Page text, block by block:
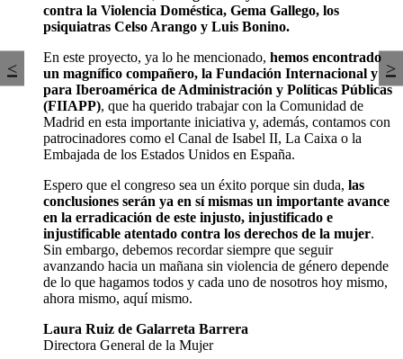
contra la Violencia Doméstica, Gema Gallego, los
psiquiatras Celso Arango y Luis Bonino.
En este proyecto, ya lo he mencionado, hemos encontrado
un magnífico compañero, la Fundación Internacional y
para Iberoamérica de Administración y Políticas Públicas
(FIIAPP), que ha querido trabajar con la Comunidad de
Madrid en esta importante iniciativa y, además, contamos con
patrocinadores como el Canal de Isabel II, La Caixa o la
Embajada de los Estados Unidos en España.
Espero que el congreso sea un éxito porque sin duda, las
conclusiones serán ya en sí mismas un importante avance
en la erradicación de este injusto, injustificado e
injustificable atentado contra los derechos de la mujer.
Sin embargo, debemos recordar siempre que seguir
avanzando hacia un mañana sin violencia de género depende
de lo que hagamos todos y cada uno de nosotros hoy mismo,
ahora mismo, aquí mismo.
Laura Ruiz de Galarreta Barrera
Directora General de la Mujer
< >